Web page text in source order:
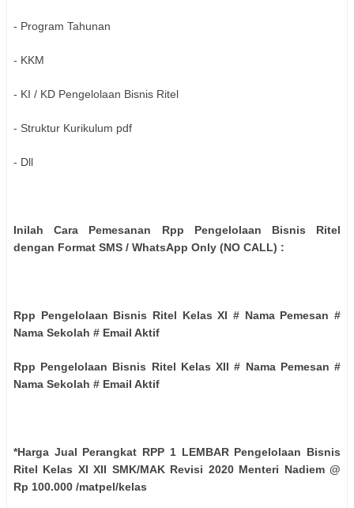
- Program Tahunan
- KKM
- KI / KD Pengelolaan Bisnis Ritel
- Struktur Kurikulum pdf
- Dll
Inilah Cara Pemesanan Rpp Pengelolaan Bisnis Ritel
dengan Format SMS / WhatsApp Only (NO CALL) :
Rpp Pengelolaan Bisnis Ritel Kelas XI # Nama Pemesan #
Nama Sekolah # Email Aktif
Rpp Pengelolaan Bisnis Ritel Kelas XII # Nama Pemesan #
Nama Sekolah # Email Aktif
*Harga Jual Perangkat RPP 1 LEMBAR Pengelolaan Bisnis
Ritel Kelas XI XII SMK/MAK Revisi 2020 Menteri Nadiem @
Rp 100.000 /matpel/kelas